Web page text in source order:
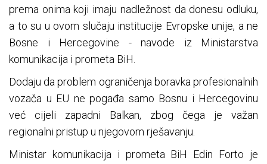
prema onima koji imaju nadležnost da donesu odluku,
a to su u ovom slučaju institucije Evropske unije, a ne
Bosne i Hercegovine - navode iz Ministarstva
komunikacija i prometa BiH.
Dodaju da problem ograničenja boravka profesionalnih
vozača u EU ne pogađa samo Bosnu i Hercegovinu
već cijeli zapadni Balkan, zbog čega je važan
regionalni pristup u njegovom rješavanju.
Ministar komunikacija i prometa BiH Edin Forto je